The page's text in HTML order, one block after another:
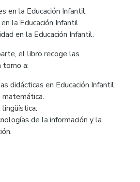
en la Educación Infantil.
la Educación Infantil.
en la Educación Infantil.
el libro recoge las
torno a:
didácticas en Educación Infantil.
matemática.
lingüística.
de la información y la